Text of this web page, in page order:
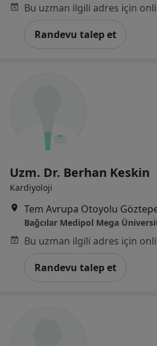
Randevu talep et
Uzm. Dr. Berhan Keskin
Kardiyoloji
Bağcılar Medipol Mega
Randevu talep et